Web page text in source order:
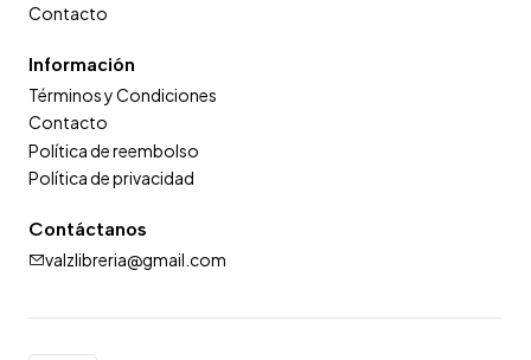
Contacto
Información
Términos y Condiciones
Contacto
Política de reembolso
Política de privacidad
Contáctanos
valzlibreria@gmail.com